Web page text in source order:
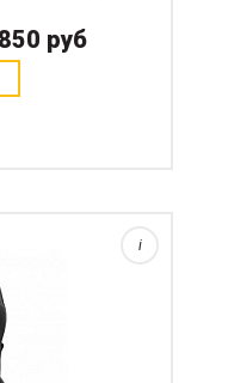
руб
i